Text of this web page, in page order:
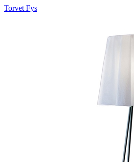
Torvet Fys